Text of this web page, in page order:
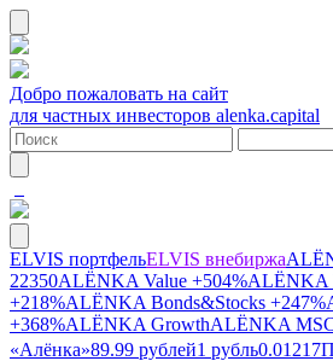
Добро пожаловать на сайт
для частных инвесторов alenka.capital
ELVIS портфельELVIS внебиржа
22350ALЁNKA Value +504%ALЁNKA
+218%ALЁNKA Bonds&Stocks +247%
+368%ALЁNKA GrowthALЁNKA
«Алёнка»89.99 рублей1 рубль0.01217